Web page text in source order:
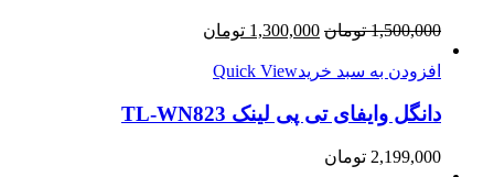
1,500,000 تومان 1,300,000 تومان
افزودن به سبد خریدQuick View
دانگل وایفای تی پی لینک TL-WN823
2,199,000 تومان